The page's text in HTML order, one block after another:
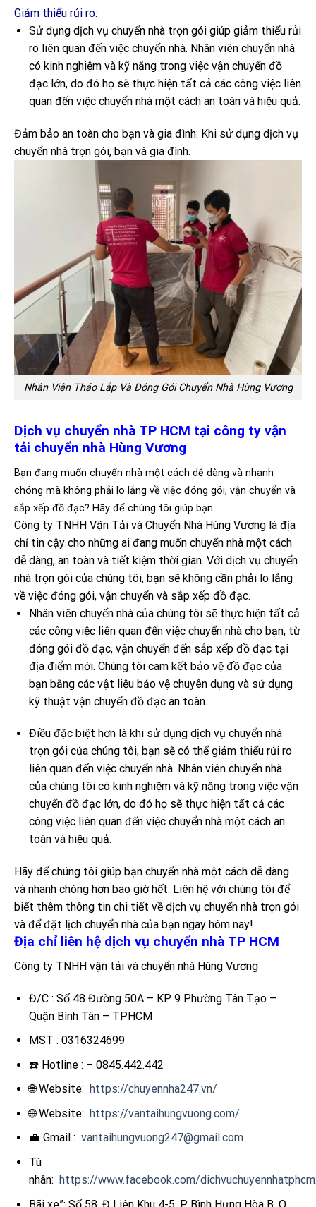
Giảm thiểu rủi ro:
Sử dụng dịch vụ chuyển nhà trọn gói giúp giảm thiểu rủi
ro liên quan đến việc chuyển nhà. Nhân viên chuyển nhà
có kinh nghiệm và kỹ năng trong việc vận chuyển đồ
đạc lớn, do đó họ sẽ thực hiện tất cả các công việc liên
quan đến việc chuyển nhà một cách an toàn và hiệu quả.
Đảm bảo an toàn cho bạn và gia đình: Khi sử dụng dịch vụ
chuyển nhà trọn gói, bạn và gia đình.
Nhân Viên Tháo Lắp Và Đóng Gói Chuyển Nhà Hùng Vương
Dịch vụ chuyển nhà TP HCM tại công ty vận
tải chuyển nhà Hùng Vương
Bạn đang muốn chuyển nhà một cách dễ dàng và nhanh
chóng mà không phải lo lắng về việc đóng gói, vận chuyển và
sắp xếp đồ đạc? Hãy để chúng tôi giúp bạn.
Công ty TNHH Vận Tải và Chuyển Nhà Hùng Vương là địa
chỉ tin cậy cho những ai đang muốn chuyển nhà một cách
dễ dàng, an toàn và tiết kiệm thời gian. Với dịch vụ chuyển
nhà trọn gói của chúng tôi, bạn sẽ không cần phải lo lắng
về việc đóng gói, vận chuyển và sắp xếp đồ đạc.
Nhân viên chuyển nhà của chúng tôi sẽ thực hiện tất cả
các công việc liên quan đến việc chuyển nhà cho bạn, từ
đóng gói đồ đạc, vận chuyển đến sắp xếp đồ đạc tại
địa điểm mới. Chúng tôi cam kết bảo vệ đồ đạc của
bạn bằng các vật liệu bảo vệ chuyên dụng và sử dụng
kỹ thuật vận chuyển đồ đạc an toàn.
Điều đặc biệt hơn là khi sử dụng dịch vụ chuyển nhà
trọn gói của chúng tôi, bạn sẽ có thể giảm thiểu rủi ro
liên quan đến việc chuyển nhà. Nhân viên chuyển nhà
của chúng tôi có kinh nghiệm và kỹ năng trong việc vận
chuyển đồ đạc lớn, do đó họ sẽ thực hiện tất cả các
công việc liên quan đến việc chuyển nhà một cách an
toàn và hiệu quả.
Hãy để chúng tôi giúp bạn chuyển nhà một cách dễ dàng
và nhanh chóng hơn bao giờ hết. Liên hệ với chúng tôi để
biết thêm thông tin chi tiết về dịch vụ chuyển nhà trọn gói
và để đặt lịch chuyển nhà của bạn ngay hôm nay!
Địa chỉ liên hệ dịch vụ chuyển nhà TP HCM
Công ty TNHH vận tải và chuyển nhà Hùng Vương
Đ/C : Số 48 Đường 50A – KP 9 Phường Tân Tạo –
Quận Bình Tân – TPHCM
MST : 0316324699
☎️ Hotline : – 0845.442.442
🌐 Website: https://chuyennha247.vn/
🌐 Website: https://vantaihungvuong.com/
💼 Gmail : vantaihungvuong247@gmail.com
Tù
nhân: https://www.facebook.com/
Bãi xe”: Số 58, Đ Liên Khu 4-5, P Bình Hưng Hòa B, Q